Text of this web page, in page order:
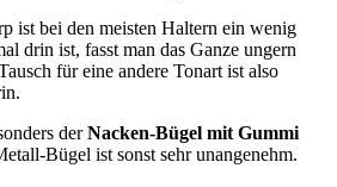
ist bei den meisten Haltern ein wenig
drin ist, fasst man das Ganze ungern
für eine andere Tonart ist also
derNacken-Bügel mit Gummi
Bügel ist sonst sehr unangenehm.